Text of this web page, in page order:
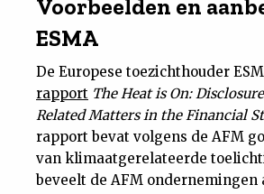
Voorbeelden en
ESMA
De Europese toezichthouder
rapport The Heat is On:
Related Matters in the Financial
rapport bevat volgens de AFM
van klimaatgerelateerde
beveelt de AFM ondernemingen